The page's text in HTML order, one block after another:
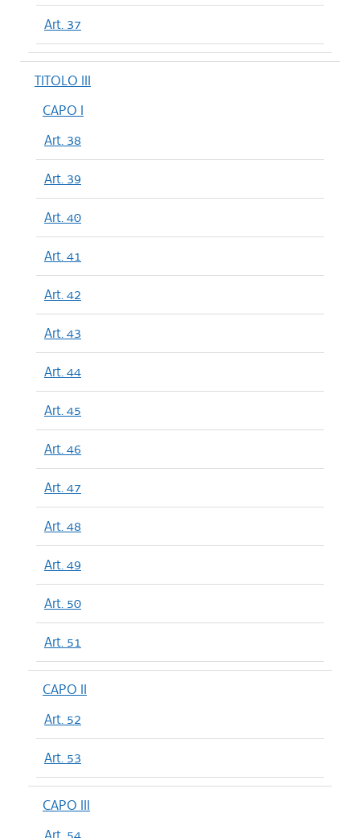
Art. 37
TITOLO III
CAPO I
Art. 38
Art. 39
Art. 40
Art. 41
Art. 42
Art. 43
Art. 44
Art. 45
Art. 46
Art. 47
Art. 48
Art. 49
Art. 50
Art. 51
CAPO II
Art. 52
Art. 53
CAPO III